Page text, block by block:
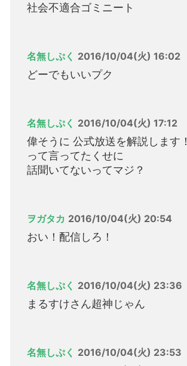
社会不適合ゴミニート
名無しぷく 2016/10/04(火) 16:02
どーでもいいプク
名無しぷく 2016/10/04(火) 17:12
偉そうに 公式放送を解説します！
って言ってたくせに
話聞いてないってマジ？
ヲガタカ 2016/10/04(火) 20:54
おい！配信しろ！
名無しぷく 2016/10/04(火) 23:36
まるすけさん超神じゃん
名無しぷく 2016/10/04(火) 23:53